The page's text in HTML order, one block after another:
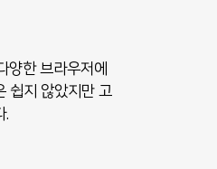
양한 브라우저에
쉽지 않았지만 고
.